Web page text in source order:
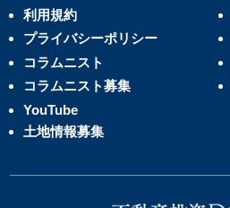
利用規約
プライバシーポリシー
コラムニスト
コラムニスト募集
YouTube
土地情報募集